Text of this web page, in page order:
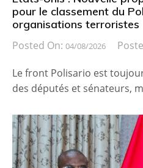
pour le classement du
organisations terroristes
Posted On: 04/08/2026
Le front Polisario est
des députés et sénateurs,